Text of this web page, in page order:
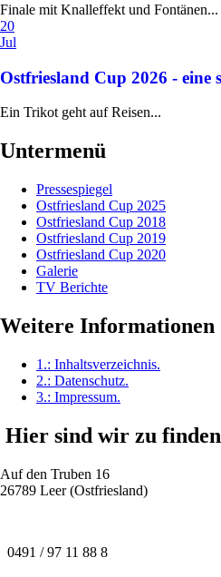
Finale mit Knalleffekt und Fontänen...
20
Jul
Ostfriesland Cup 2026 - eine
Ein Trikot geht auf Reisen...
Untermenü
Pressespiegel
Ostfriesland Cup 2025
Ostfriesland Cup 2018
Ostfriesland Cup 2019
Ostfriesland Cup 2020
Galerie
TV Berichte
Weitere Informationen
1.: Inhaltsverzeichnis.
2.: Datenschutz.
3.: Impressum.
Hier sind wir zu finden
Auf den Truben 16
26789 Leer (Ostfriesland)
0491 / 97 11 88 8